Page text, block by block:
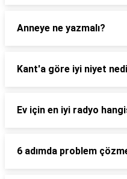
Anneye ne yazmalı?
Kant'a göre iyi niyet
Ev için en iyi radyo
6 adımda problem